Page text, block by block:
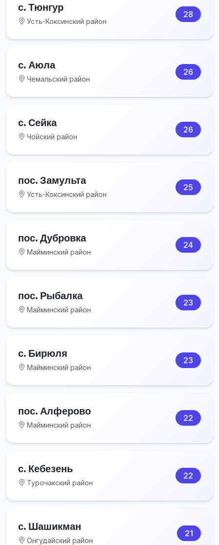
с. Тюнгур
Усть-Коксинский район
28
с. Аюла
Чемальский район
26
с. Сейка
Чойский район
26
пос. Замульта
Усть-Коксинский район
25
пос. Дубровка
Майминский район
24
пос. Рыбалка
Майминский район
23
с. Бирюля
Майминский район
23
пос. Алферово
Майминский район
22
с. Кебезень
Турочакский район
22
с. Шашикман
Онгудайский район
21